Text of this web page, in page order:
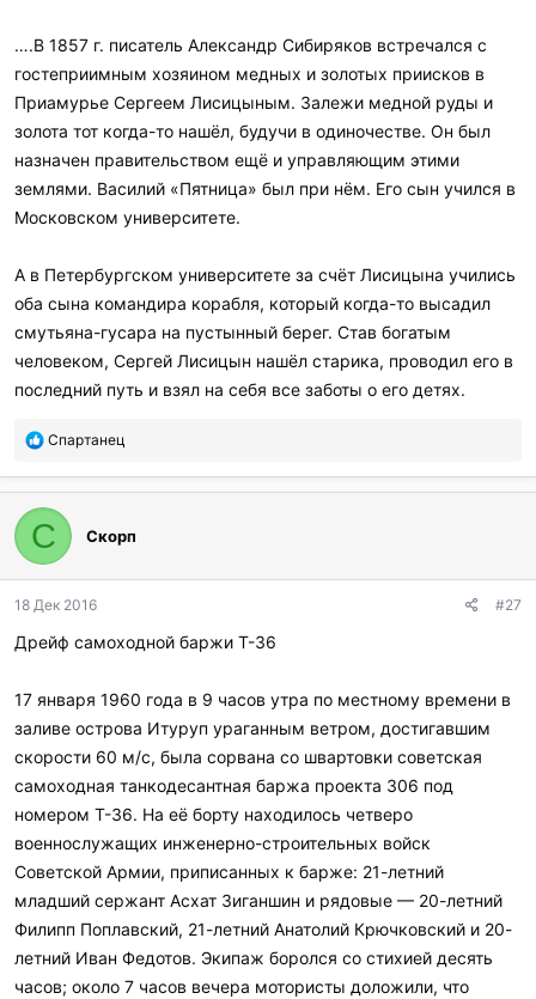
….В 1857 г. писатель Александр Сибиряков встречался с
гостеприимным хозяином медных и золотых приисков в
Приамурье Сергеем Лисицыным. Залежи медной руды и
золота тот когда-то нашёл, будучи в одиночестве. Он был
назначен правительством ещё и управляющим этими
землями. Василий «Пятница» был при нём. Его сын учился в
Московском университете.
А в Петербургском университете за счёт Лисицына учились
оба сына командира корабля, который когда-то высадил
смутьяна-гусара на пустынный берег. Став богатым
человеком, Сергей Лисицын нашёл старика, проводил его в
последний путь и взял на себя все заботы о его детях.
П
б
л
а
г
о
а
р
и
и
Спартанец
С Скорп
18 Дек 2016 #27
Дрейф самоходной баржи Т-36
17 января 1960 года в 9 часов утра по местному времени в
заливе острова Итуруп ураганным ветром, достигавшим
скорости 60 м/с, была сорвана со швартовки советская
самоходная танкодесантная баржа проекта 306 под
номером T-36. На её борту находилось четверо
военнослужащих инженерно-строительных войск
Советской Армии, приписанных к барже: 21-летний
младший сержант Асхат Зиганшин и рядовые — 20-летний
Филипп Поплавский, 21-летний Анатолий Крючковский и 20-
летний Иван Федотов. Экипаж боролся со стихией десять
часов; около 7 часов вечера мотористы доложили, что